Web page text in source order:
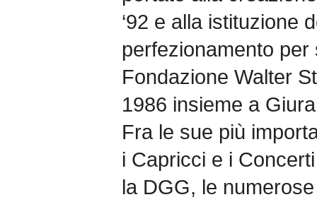
‘92 e alla istituzione
perfezionamento
Fondazione Walter
1986 insieme a
Fra le sue più
i Capricci e i
la DGG, le